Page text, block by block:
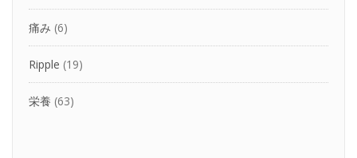
痛み (6)
Ripple (19)
栄養 (63)